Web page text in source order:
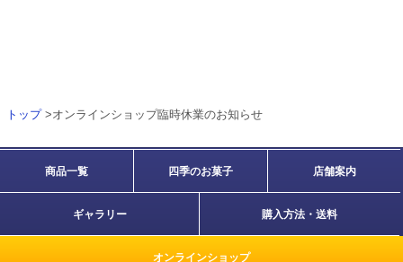
トップ>オンラインショップ臨時休業のお知らせ
商品一覧 四季のお菓子 店舗案内
ギャラリー 購入方法・送料
オンラインショップ